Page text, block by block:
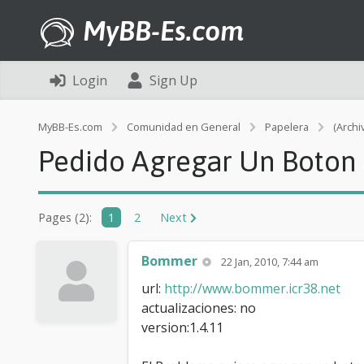
MyBB-Es.com
Login
Sign Up
MyBB-Es.com Comunidad en General Papelera
Pedido Agregar Un
Pages (2): 1 2 Next
Bommer 22 Jan, 2010, 7:44 am
url: http://www.bommer.icr38.net
actualizaciones: no
version:1.4.11